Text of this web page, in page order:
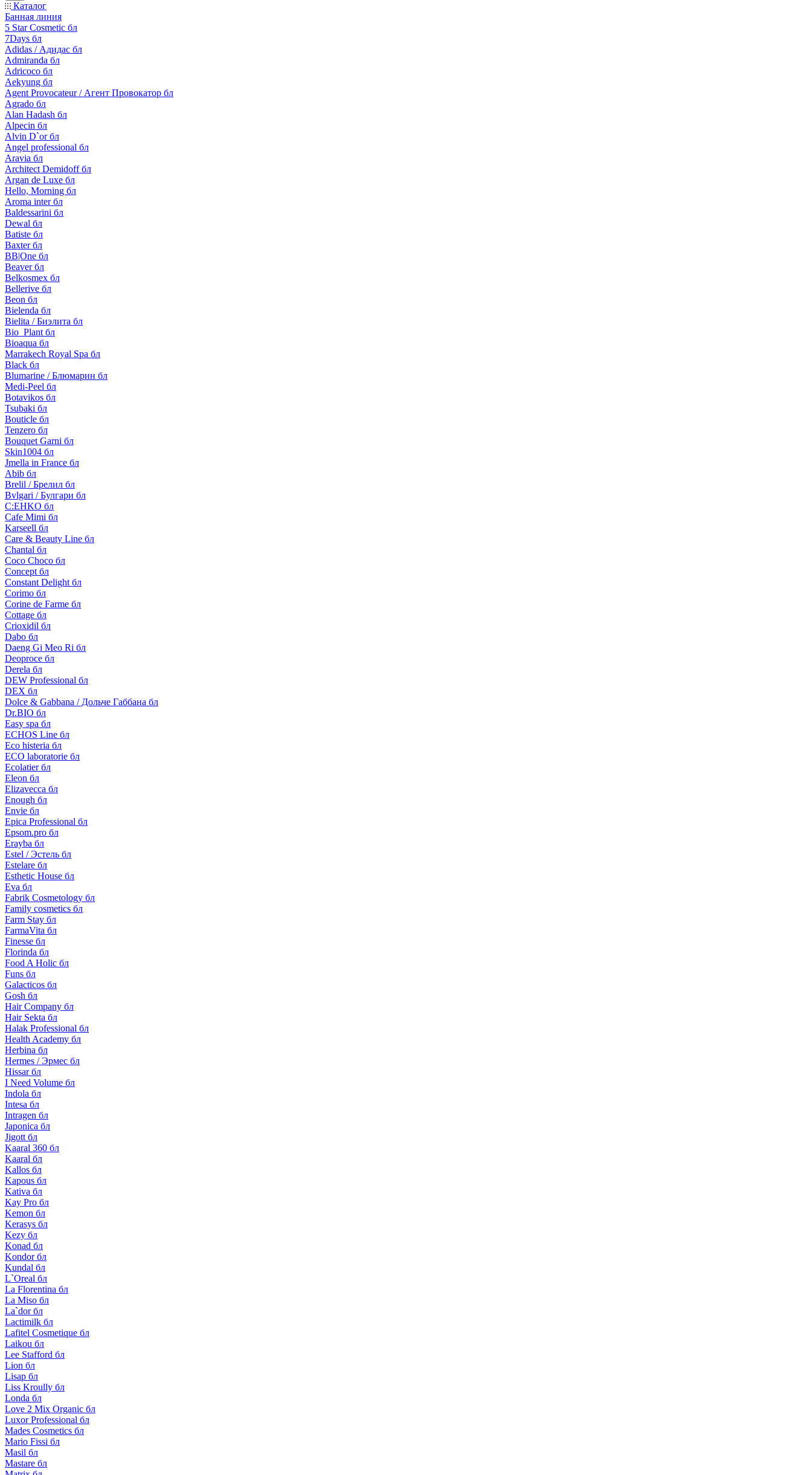
Каталог
Банная линия
5 Star Cosmetic бл
7Days бл
Adidas / Адидас бл
Admiranda бл
Adricoco бл
Aekyung бл
Agent Provocateur / Агент Провокатор бл
Agrado бл
Alan Hadash бл
Alpecin бл
Alvin D`or бл
Angel professional бл
Aravia бл
Architect Demidoff бл
Argan de Luxe бл
Hello, Morning бл
Aroma inter бл
Baldessarini бл
Dewal бл
Batiste бл
Baxter бл
BB|One бл
Beaver бл
Belkosmex бл
Bellerive бл
Beon бл
Bielenda бл
Bielita / Биэлита бл
Bio_Plant бл
Bioaqua бл
Marrakech Royal Spa бл
Black бл
Blumarine / Блюмарин бл
Medi-Peel бл
Botavikos бл
Tsubaki бл
Bouticle бл
Tenzero бл
Bouquet Garni бл
Skin1004 бл
Jmella in France бл
Abib бл
Brelil / Брелил бл
Bvlgari / Булгари бл
C:EHKO бл
Cafe Mimi бл
Karseell бл
Care & Beauty Line бл
Chantal бл
Coco Choco бл
Concept бл
Constant Delight бл
Corimo бл
Corine de Farme бл
Cottage бл
Crioxidil бл
Dabo бл
Daeng Gi Meo Ri бл
Deoproce бл
Derela бл
DEW Professional бл
DEX бл
Dolce & Gabbana / Дольче Габбана бл
Dr.BIO бл
Easy spa бл
ECHOS Line бл
Eco histeria бл
ECO laboratorie бл
Ecolatier бл
Eleon бл
Elizavecca бл
Enough бл
Envie бл
Epica Professional бл
Epsom.pro бл
Erayba бл
Estel / Эстель бл
Estelare бл
Esthetic House бл
Eva бл
Fabrik Cosmetology бл
Family cosmetics бл
Farm Stay бл
FarmaVita бл
Finesse бл
Florinda бл
Food A Holic бл
Funs бл
Galacticos бл
Gosh бл
Hair Company бл
Hair Sekta бл
Halak Professional бл
Health Academy бл
Herbina бл
Hermes / Эрмес бл
Hissar бл
I Need Volume бл
Indola бл
Intesa бл
Intragen бл
Japonica бл
Jigott бл
Kaaral 360 бл
Kaaral бл
Kallos бл
Kapous бл
Kativa бл
Kay Pro бл
Kemon бл
Kerasys бл
Kezy бл
Konad бл
Kondor бл
Kundal бл
L`Oreal бл
La Florentina бл
La Miso бл
La`dor бл
Lactimilk бл
Lafitel Cosmetique бл
Laikou бл
Lee Stafford бл
Lion бл
Lisap бл
Liss Kroully бл
Londa бл
Love 2 Mix Organic бл
Luxor Professional бл
Mades Cosmetics бл
Mario Fissi бл
Masil бл
Mastare бл